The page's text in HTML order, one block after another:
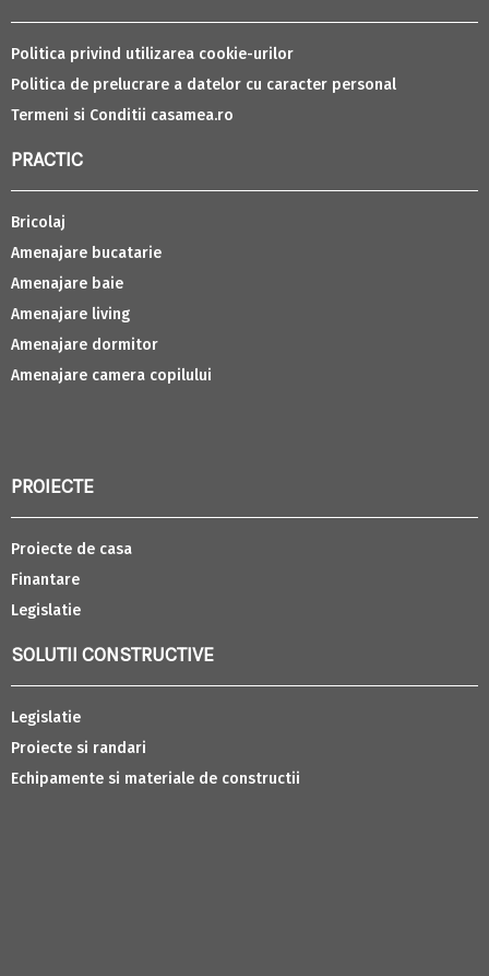
Politica privind utilizarea cookie-urilor
Politica de prelucrare a datelor cu caracter personal
Termeni si Conditii casamea.ro
PRACTIC
Bricolaj
Amenajare bucatarie
Amenajare baie
Amenajare living
Amenajare dormitor
Amenajare camera copilului
PROIECTE
Proiecte de casa
Finantare
Legislatie
SOLUTII CONSTRUCTIVE
Legislatie
Proiecte si randari
Echipamente si materiale de constructii